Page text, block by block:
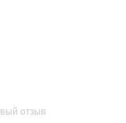
отзыв